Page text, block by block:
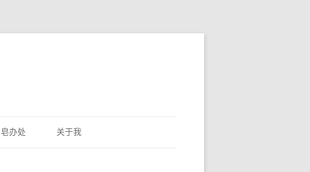
皂办处 关于我